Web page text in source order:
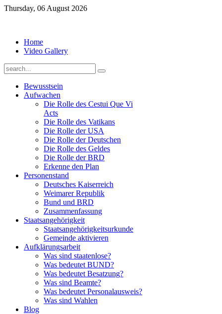
Thursday, 06 August 2026
Home
Video Gallery
Bewusstsein
Aufwachen
Die Rolle des Cestui Que Vi
Acts
Die Rolle des Vatikans
Die Rolle der USA
Die Rolle der Deutschen
Die Rolle des Geldes
Die Rolle der BRD
Erkenne den Plan
Personenstand
Deutsches Kaiserreich
Weimarer Republik
Bund und BRD
Zusammenfassung
Staatsangehörigkeit
Staatsangehörigkeitsurkunde
Gemeinde aktivieren
Aufklärungsarbeit
Was sind staatenlose?
Was bedeutet BUND?
Was bedeutet Besatzung?
Was sind Beamte?
Was bedeutet Personalausweis?
Was sind Wahlen
Blog